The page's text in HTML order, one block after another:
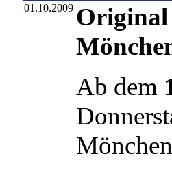
01.10.2009
Ab dem